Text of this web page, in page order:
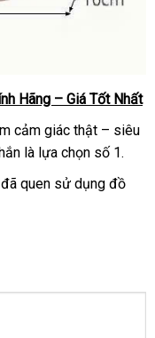
Hãng – Giá Tốt Nhất
cảm giác thật – siêu
là lựa chọn số 1.
quen sử dụng đồ